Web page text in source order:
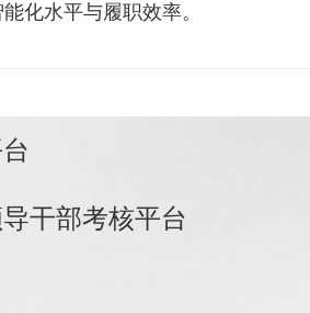
化水平与履职效率。
干部考核平台